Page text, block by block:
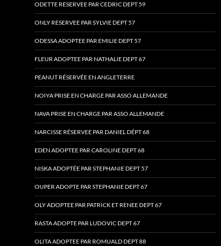
ODETTE RESERVEE PAR CEDRIC DEPT 59
ONLY RESERVEE PAR SYLVIE DEPT 57
ODESSA ADOPTEE PAR EMILIE DEPT 57
FLEUR ADOPTEE PAR NATHALIE DEPT 67
PEANUT RÉSERVÉE EN ANGLETERRE
NOIYA PRISE EN CHARGE PAR ASSO ALLEMANDE
NAVA PRISE EN CHARGE PAR ASSO ALLEMANDE
NARCISSE RÉSERVEE PAR DANIEL DÉPT 68
EDEN ADOPTEE PAR CAROLINE DEPT 68
NISKA ADOPTÉE PAR STEPHANIE DEPT 57
OUPER ADOPTE PAR STEPHANIE DEPT 67
OLY ADOPTEE PAR PATRICK ET RENEE DEPT 67
RASTA ADOPTE PAR LUDOVIC DEPT 67
OLITA ADOPTEE PAR ROMUALD DEPT 88